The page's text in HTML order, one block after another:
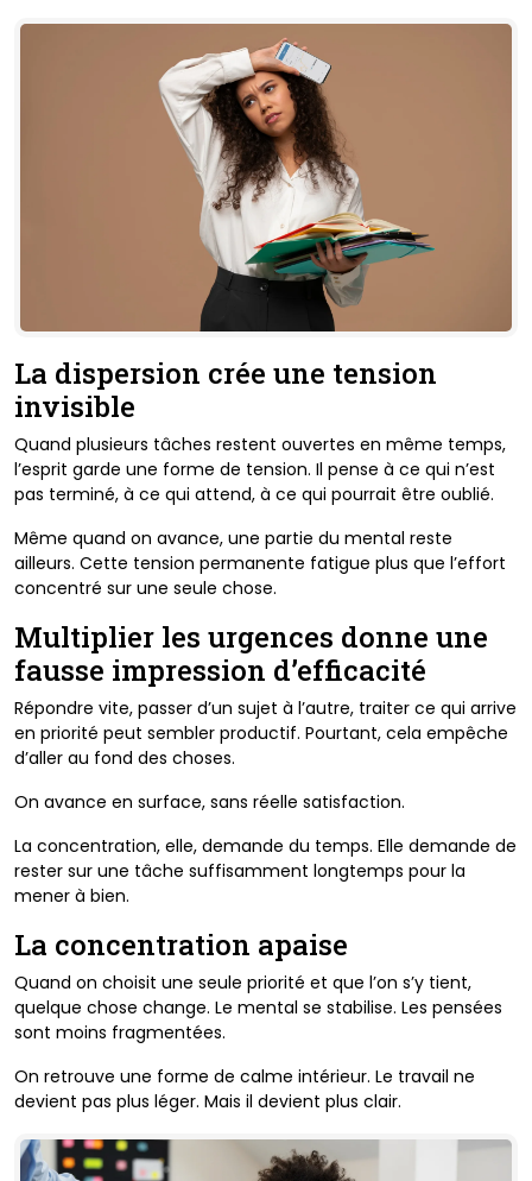
La dispersion crée une tension
invisible
Quand plusieurs tâches restent ouvertes en même temps,
l’esprit garde une forme de tension. Il pense à ce qui n’est
pas terminé, à ce qui attend, à ce qui pourrait être oublié.
Même quand on avance, une partie du mental reste
ailleurs. Cette tension permanente fatigue plus que l’effort
concentré sur une seule chose.
Multiplier les urgences donne une
fausse impression d’efficacité
Répondre vite, passer d’un sujet à l’autre, traiter ce qui arrive
en priorité peut sembler productif. Pourtant, cela empêche
d’aller au fond des choses.
On avance en surface, sans réelle satisfaction.
La concentration, elle, demande du temps. Elle demande de
rester sur une tâche suffisamment longtemps pour la
mener à bien.
La concentration apaise
Quand on choisit une seule priorité et que l’on s’y tient,
quelque chose change. Le mental se stabilise. Les pensées
sont moins fragmentées.
On retrouve une forme de calme intérieur. Le travail ne
devient pas plus léger. Mais il devient plus clair.